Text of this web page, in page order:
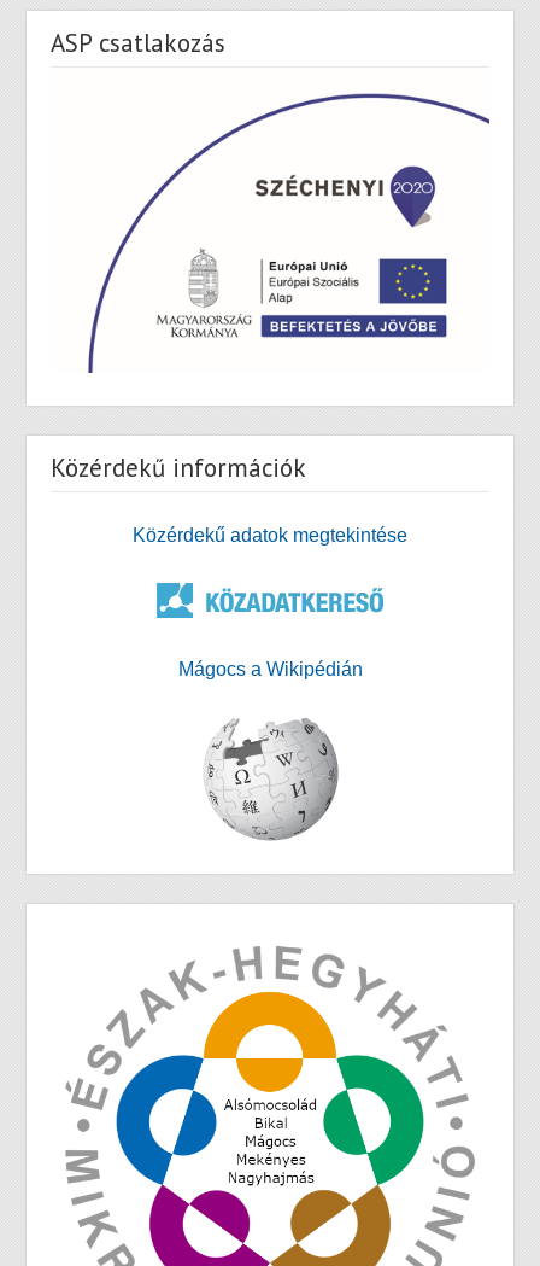
ASP csatlakozás
Közérdekű információk
Közérdekű adatok megtekintése
Mágocs a Wikipédián